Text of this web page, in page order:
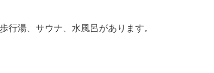
行湯、サウナ、水風呂があります。